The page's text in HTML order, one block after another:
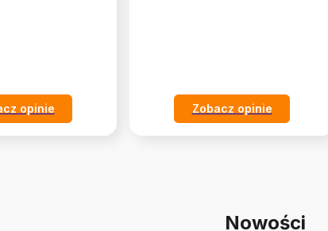
opinie Zobacz opinie
Nowości